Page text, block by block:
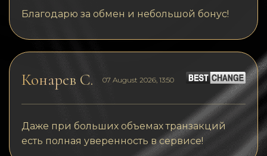
Благодарю за обмен и небольшой бонус!
Конарев С. 07 August 2026, 13:50
Даже при больших объемах транзакций
есть полная уверенность в сервисе!